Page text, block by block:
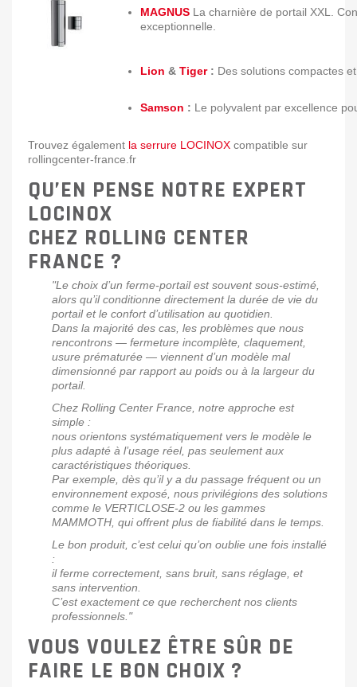
MAGNUS La charnière de portail XXL.
exceptionnelle.
Lion & Tiger : Des solutions compactes
Samson : Le polyvalent par excellence
Trouvez également la serrure LOCINOX compatible sur
rollingcenter-france.fr
QU’EN PENSE NOTRE EXPERT
LOCINOX
CHEZ ROLLING CENTER
FRANCE ?
"Le choix d’un ferme-portail est souvent sous-estimé,
alors qu’il conditionne directement la durée de vie du
portail et le confort d’utilisation au quotidien.
Dans la majorité des cas, les problèmes que nous
rencontrons — fermeture incomplète, claquement,
usure prématurée — viennent d’un modèle mal
dimensionné par rapport au poids ou à la largeur du
portail.
Chez Rolling Center France, notre approche est
simple :
nous orientons systématiquement vers le modèle le
plus adapté à l’usage réel, pas seulement aux
caractéristiques théoriques.
Par exemple, dès qu’il y a du passage fréquent ou un
environnement exposé, nous privilégions des solutions
comme le VERTICLOSE-2 ou les gammes
MAMMOTH, qui offrent plus de fiabilité dans le temps.
Le bon produit, c’est celui qu’on oublie une fois installé
:
il ferme correctement, sans bruit, sans réglage, et
sans intervention.
C’est exactement ce que recherchent nos clients
professionnels."
VOUS VOULEZ ÊTRE SÛR DE
FAIRE LE BON CHOIX ?